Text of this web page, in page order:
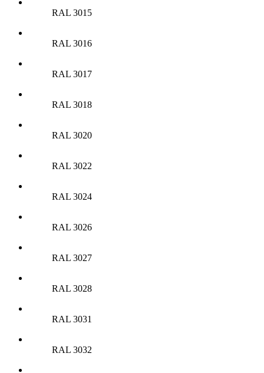
RAL 3015
RAL 3016
RAL 3017
RAL 3018
RAL 3020
RAL 3022
RAL 3024
RAL 3026
RAL 3027
RAL 3028
RAL 3031
RAL 3032